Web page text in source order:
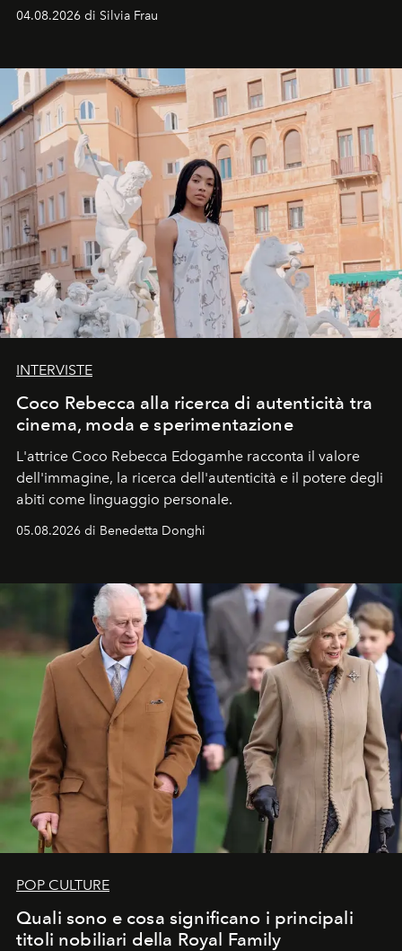
04.08.2026 di Silvia Frau
INTERVISTE
Coco Rebecca alla ricerca di autenticità tra
cinema, moda e sperimentazione
L'attrice Coco Rebecca Edogamhe racconta il valore
dell'immagine, la ricerca dell'autenticità e il potere degli
abiti come linguaggio personale.
05.08.2026 di Benedetta Donghi
POP CULTURE
Quali sono e cosa significano i principali
titoli nobiliari della Royal Family